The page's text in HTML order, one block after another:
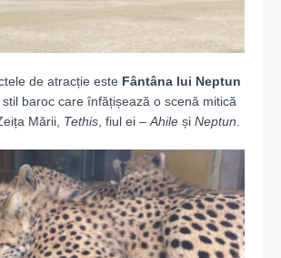
de atracție este Fântâna lui Neptun
baroc care înfățișează o scenă mitică
Mării, Tethis , fiul ei – Ahile și Neptun